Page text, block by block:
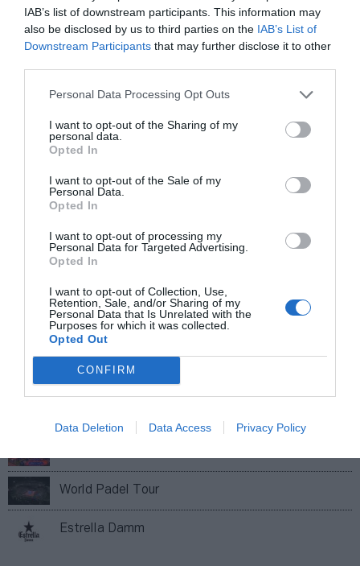
IAB’s list of downstream participants. This information may
also be disclosed by us to third parties on the IAB’s List of
Downstream Participants that may further disclose it to other
Personal Data Processing Opt Outs
I want to opt-out of the Sharing of my
personal data.
Opted In
I want to opt-out of the Sale of my
Personal Data.
Opted In
I want to opt-out of processing my
Personal Data for Targeted Advertising.
Opted In
I want to opt-out of Collection, Use,
Retention, Sale, and/or Sharing of my
Personal Data that Is Unrelated with the
Purposes for which it was collected.
Opted Out
CONFIRM
Data Deletion Data Access Privacy Policy
World Padel Tour
Estrella Damm
en los últimos años, con una evolución muy positiva
para toda la industria del pádel”.
Luigi Carraro, presidente de la Federación
encantados de ver la unión de dos grandes tours en un
de Pádel agradece a Damm su gran contribución al
deporte del pádel a través del World Padel Tour desde
su creación en 2013”.
Añadir2Playbook
como fuente preferida de Google
de forma gratuita
ACTIVAR AHORA
Compartir
Imprimir